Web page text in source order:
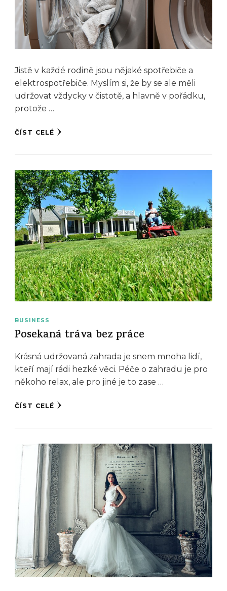
Jistě v každé rodině jsou nějaké spotřebiče a
elektrospotřebiče. Myslím si, že by se ale měli
udržovat vždycky v čistotě, a hlavně v pořádku,
protože …
ČÍST CELÉ
BUSINESS
Posekaná tráva bez práce
Krásná udržovaná zahrada je snem mnoha lidí,
kteří mají rádi hezké věci. Péče o zahradu je pro
někoho relax, ale pro jiné je to zase …
ČÍST CELÉ